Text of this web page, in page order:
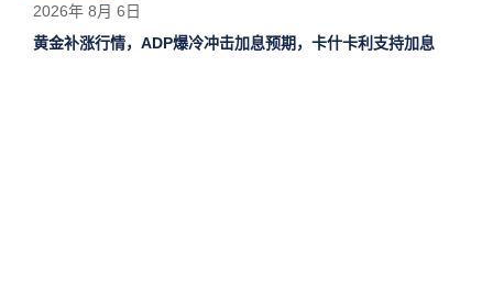
2026年 8月 6日
黄金补涨行情，ADP爆冷冲击加息预期，卡什卡利支持加息